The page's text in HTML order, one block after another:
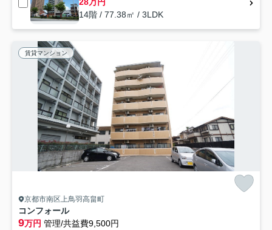
28万円
14階 / 77.38㎡ / 3LDK
賃貸マンション
京都市南区上鳥羽高畠町
コンフォール
9万円 管理/共益費9,500円